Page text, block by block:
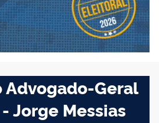
Advogado-Geral
Jorge Messias